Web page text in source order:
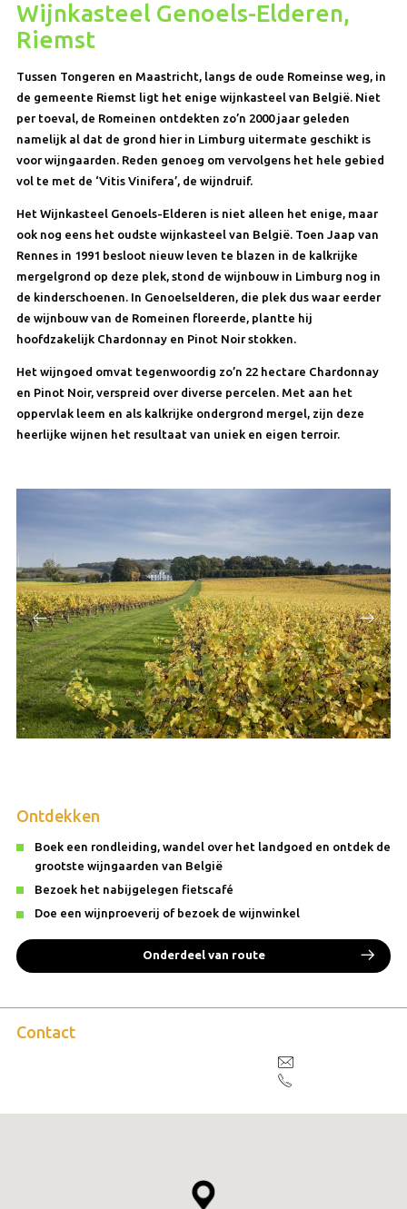
Wijnkasteel Genoels-Elderen,
Riemst
Tussen Tongeren en Maastricht, langs de oude Romeinse weg, in
de gemeente Riemst ligt het enige wijnkasteel van België. Niet
per toeval, de Romeinen ontdekten zo’n 2000 jaar geleden
namelijk al dat de grond hier in Limburg uitermate geschikt is
voor wijngaarden. Reden genoeg om vervolgens het hele gebied
vol te met de ‘Vitis Vinifera’, de wijndruif.
Het Wijnkasteel Genoels-Elderen is niet alleen het enige, maar
ook nog eens het oudste wijnkasteel van België. Toen Jaap van
Rennes in 1991 besloot nieuw leven te blazen in de kalkrijke
mergelgrond op deze plek, stond de wijnbouw in Limburg nog in
de kinderschoenen. In Genoelselderen, die plek dus waar eerder
de wijnbouw van de Romeinen floreerde, plantte hij
hoofdzakelijk Chardonnay en Pinot Noir stokken.
Het wijngoed omvat tegenwoordig zo’n 22 hectare Chardonnay
en Pinot Noir, verspreid over diverse percelen. Met aan het
oppervlak leem en als kalkrijke ondergrond mergel, zijn deze
heerlijke wijnen het resultaat van uniek en eigen terroir.
Ontdekken
Boek een rondleiding, wandel over het landgoed en ontdek de
grootste wijngaarden van België
Bezoek het nabijgelegen fietscafé
Doe een wijnproeverij of bezoek de wijnwinkel
Onderdeel van route
Contact